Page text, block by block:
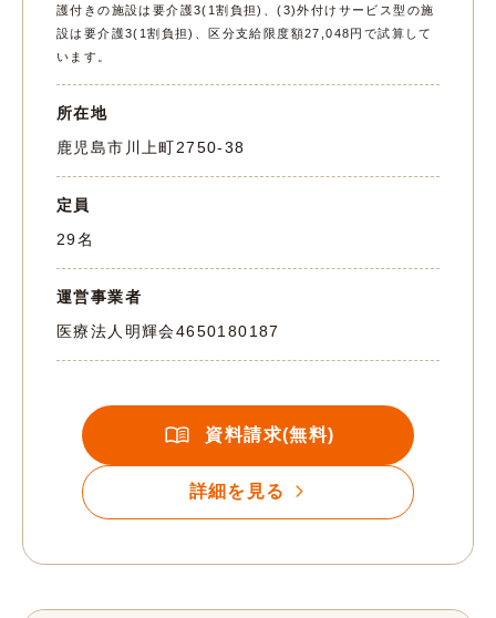
護付きの施設は要介護3(1割負担)、(3)外付けサービス型の施
設は要介護3(1割負担)、区分支給限度額27,048円で試算して
います。
所在地
鹿児島市川上町2750-38
定員
29名
運営事業者
医療法人明輝会4650180187
資料請求(無料)
詳細を見る